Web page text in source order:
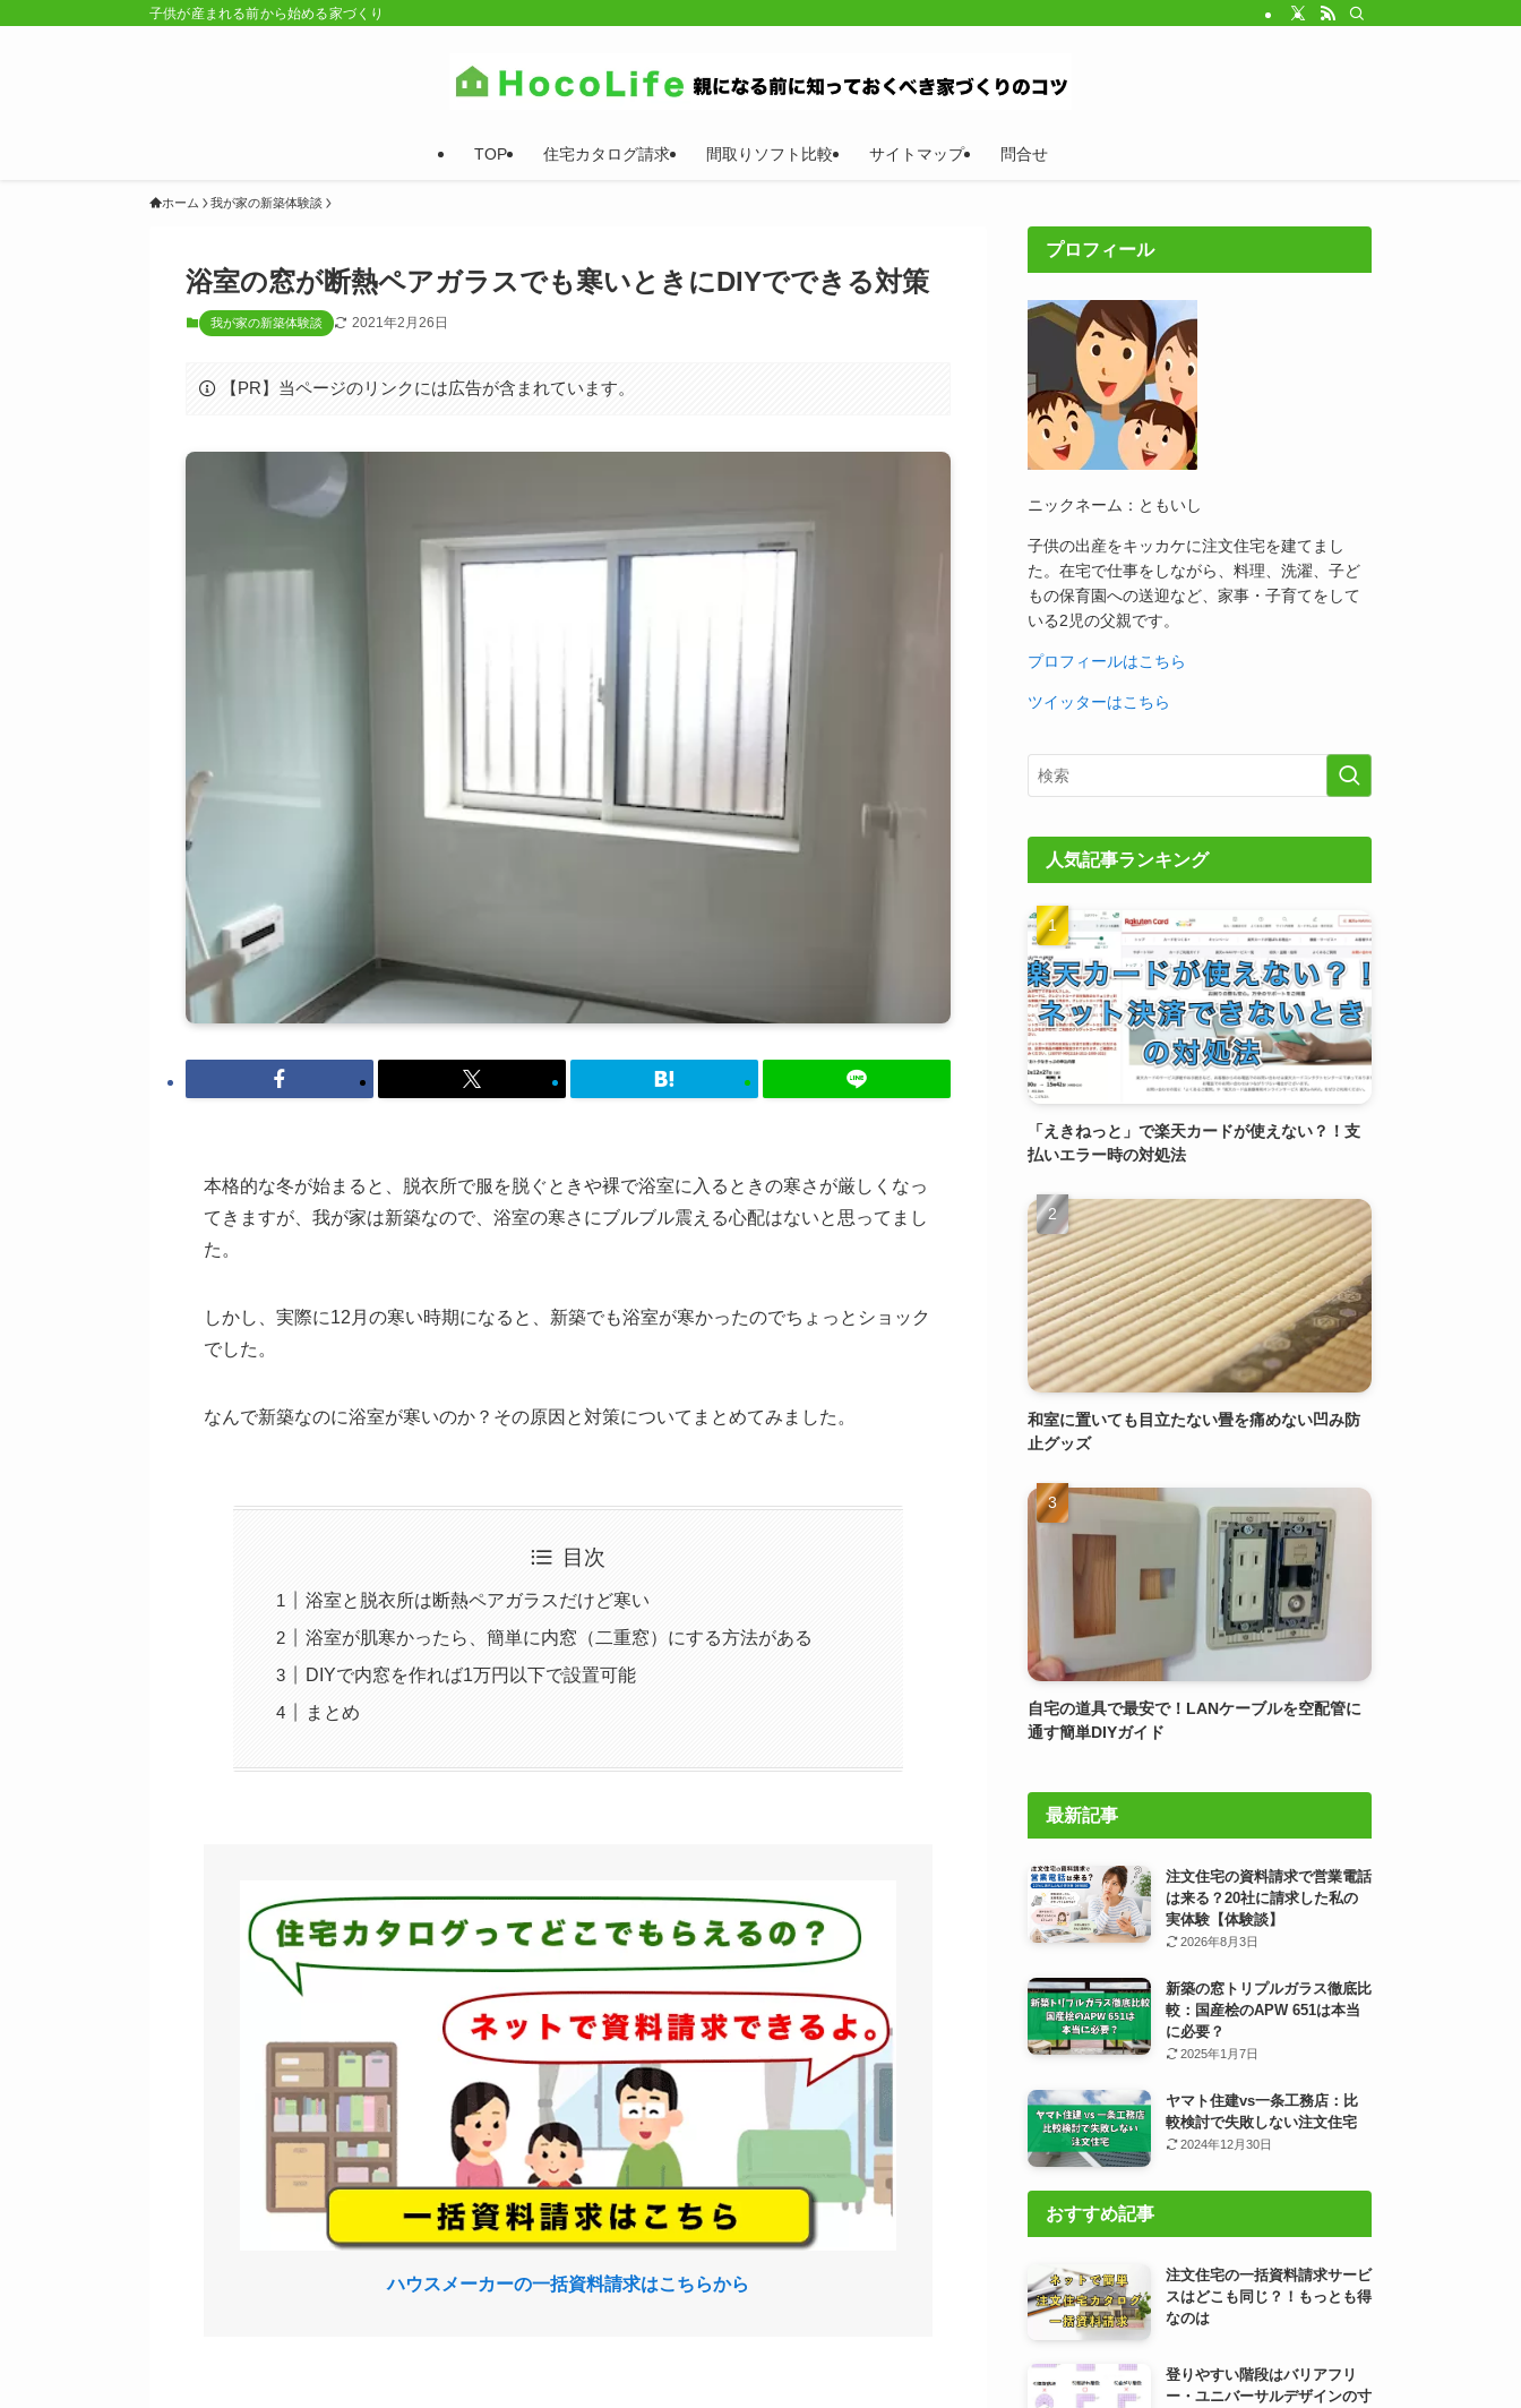
子供が産まれる前から始める家づくり
TOP 住宅カタログ請求 間取りソフト比較 サイトマップ 問合せ
ホーム 我が家の新築体験談
浴室の窓が断熱ペアガラスでも寒いときにDIYでできる対策
我が家の新築体験談 2021年2月26日
【PR】当ページのリンクには広告が含まれています。
本格的な冬が始まると、脱衣所で服を脱ぐときや裸で浴室に入るときの寒さが厳しくなっ
てきますが、我が家は新築なので、浴室の寒さにブルブル震える心配はないと思ってまし
た。
しかし、実際に12月の寒い時期になると、新築でも浴室が寒かったのでちょっとショック
でした。
なんで新築なのに浴室が寒いのか？その原因と対策についてまとめてみました。
目次
浴室と脱衣所は断熱ペアガラスだけど寒い
浴室が肌寒かったら、簡単に内窓（二重窓）にする方法がある
DIYで内窓を作れば1万円以下で設置可能
まとめ
ハウスメーカーの一括資料請求はこちらから
プロフィール
ニックネーム：ともいし
子供の出産をキッカケに注文住宅を建てまし
た。在宅で仕事をしながら、料理、洗濯、子ど
もの保育園への送迎など、家事・子育てをして
いる2児の父親です。
プロフィールはこちら
ツイッターはこちら
人気記事ランキング
「えきねっと」で楽天カードが使えない？！支
払いエラー時の対処法
和室に置いても目立たない畳を痛めない凹み防
止グッズ
自宅の道具で最安で！LANケーブルを空配管に
通す簡単DIYガイド
最新記事
注文住宅の資料請求で営業電話
は来る？20社に請求した私の
実体験【体験談】
2026年8月3日
新築の窓トリプルガラス徹底比
較：国産桧のAPW 651は本当
に必要？
2025年1月7日
ヤマト住建vs一条工務店：比
較検討で失敗しない注文住宅
2024年12月30日
おすすめ記事
注文住宅の一括資料請求サービ
スはどこも同じ？！もっとも得
なのは
登りやすい階段はバリアフリ
ー・ユニバーサルデザインの寸